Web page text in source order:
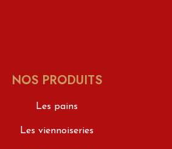
NOS PRODUITS
Les pains
Les viennoiseries